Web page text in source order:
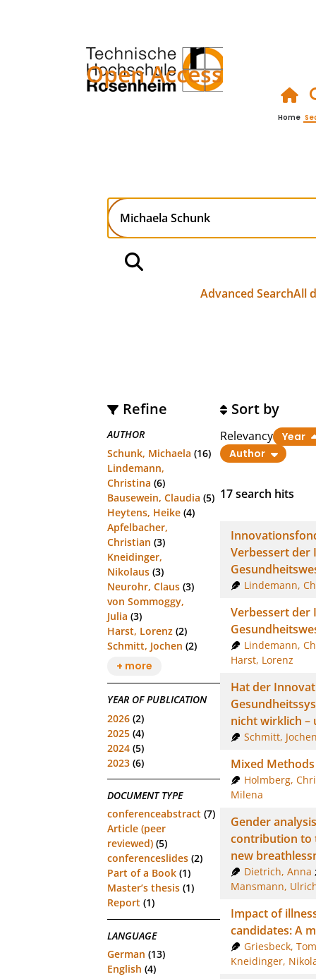
Open Access
Home
Advanced SearchAll
Refine
AUTHOR
Schunk, Michaela (16)
Lindemann,
Christina (6)
Bausewein, Claudia (5)
Heytens, Heike (4)
Apfelbacher,
Christian (3)
Kneidinger,
Nikolaus (3)
Neurohr, Claus (3)
von Sommoggy,
Julia (3)
Harst, Lorenz (2)
Schmitt, Jochen (2)
+ more
YEAR OF PUBLICATION
2026 (2)
2025 (4)
2024 (5)
2023 (6)
DOCUMENT TYPE
conferenceabstract (7)
Article (peer
reviewed) (5)
conferenceslides (2)
Part of a Book (1)
Master’s thesis (1)
Report (1)
LANGUAGE
German (13)
English (4)
17search hits
Sort by
Relevancy
Year
Author
Verbessert der
Lindemann,
Verbessert der
Lindemann,
Harst, Lorenz
Hat der
nicht wirklich –
Schmitt,
Mixed
Holmberg,
Milena
Gender
contribution to
new
Dietrich, Anna
Mansmann,
Impact of
candidates: A
Griesbeck, Tom
Kneidinger,